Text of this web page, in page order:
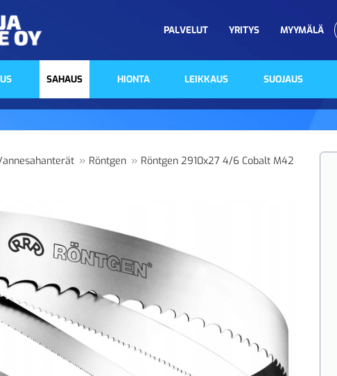
PALVELUT YRITYS MYYMÄLÄ
SAHAUS HIONTA LEIKKAUS SUOJAUS
» Röntgen » Röntgen 2910x27 4/6 Cobalt M42